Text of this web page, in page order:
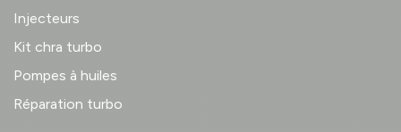
Injecteurs
Kit chra turbo
Pompes à huiles
Réparation turbo